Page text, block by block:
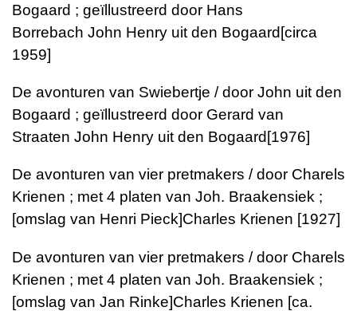
Bogaard ; geïllustreerd door Hans
Borrebach John Henry uit den Bogaard[circa
1959]
De avonturen van Swiebertje / door John uit den
Bogaard ; geïllustreerd door Gerard van
Straaten John Henry uit den Bogaard [1976]
De avonturen van vier pretmakers / door Charels
Krienen ; met 4 platen van Joh. Braakensiek ;
[omslag van Henri Pieck]Charles Krienen [1927]
De avonturen van vier pretmakers / door Charels
Krienen ; met 4 platen van Joh. Braakensiek ;
[omslag van Jan Rinke]Charles Krienen [ca.